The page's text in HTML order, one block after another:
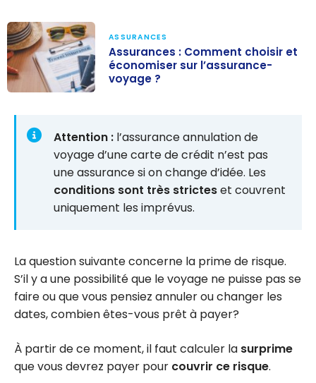
Comment
choisir et
économiser sur
l’assurance-
voyage ?
ASSURANCES
Assurances : Comment choisir et
économiser sur l’assurance-
voyage ?
Attention : l’assurance annulation de
voyage d’une carte de crédit n’est pas
une assurance si on change d’idée. Les
conditions sont très stricteset couvrent
uniquement les imprévus.
La question suivante concerne la prime de risque.
S’il y a une possibilité que le voyage ne puisse pas se
faire ou que vous pensiez annuler ou changer les
dates, combien êtes-vous prêt à payer?
À partir de ce moment, il faut calculer la surprime
que vous devrez payer pour couvrir ce risque.